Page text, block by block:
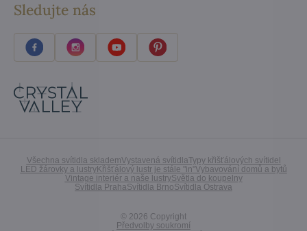
Sledujte nás
Všechna svítidla sklademVystavená svítidlaTypy křišťálových svítidel
LED žárovky a lustryKřišťálový lustr je stále "in"Vybavování domů a bytů
Vintage interiér a naše lustrySvětla do koupelny
Svítidla PrahaSvítidla BrnoSvítidla Ostrava
© 2026 Copyright
Předvolby soukromí